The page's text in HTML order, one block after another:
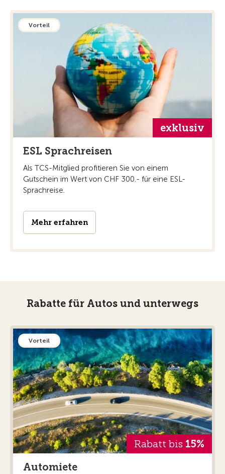
Vorteil
exklusiv
ESL Sprachreisen
Als TCS-Mitglied profitieren Sie von einem
Gutschein im Wert von CHF 300.- für eine ESL-
Sprachreise.
Mehr erfahren
Rabatte für Autos und unterwegs
Vorteil
Rabatt bis 15%
Automiete